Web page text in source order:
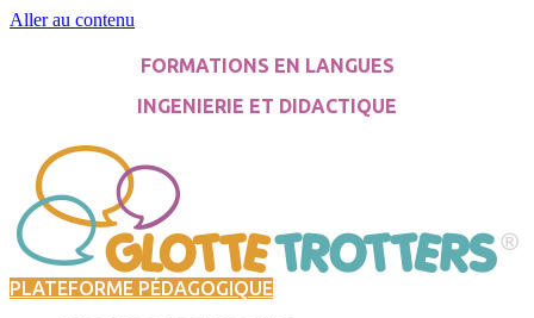
Aller au contenu
FORMATIONS EN LANGUES
INGENIERIE ET DIDACTIQUE
PLATEFORME PÉDAGOGIQUE